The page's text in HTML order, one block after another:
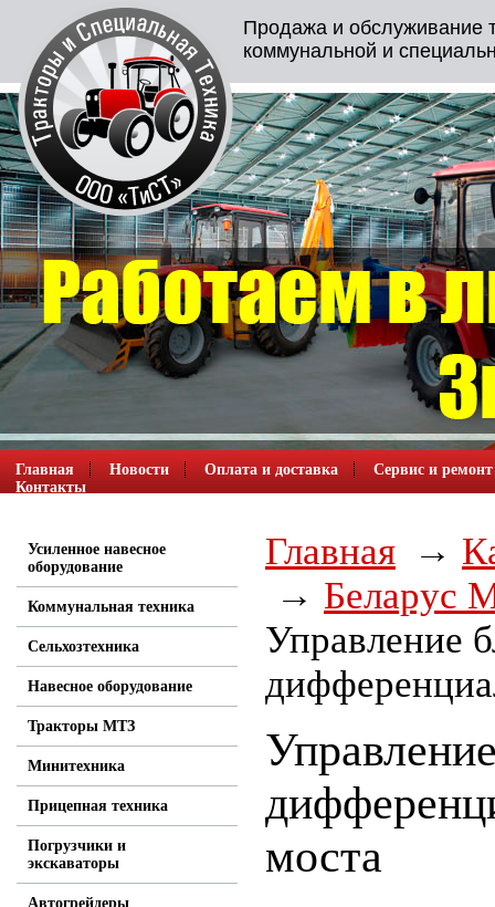
Продажа и обслуживание
коммунальной и
Главная Новости Оплата и доставка
Сервис и ремонт
Контакты
Главная
Беларус
Управление
моста
Усиленное навесное
оборудование
Коммунальная техника
Сельхозтехника
Навесное оборудование
Тракторы МТЗ
Минитехника
Прицепная техника
Погрузчики и
экскаваторы
Автогрейдеры